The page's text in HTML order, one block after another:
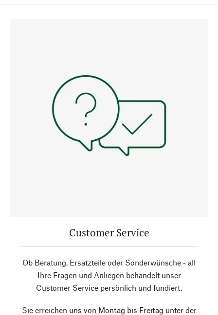
Customer Service
Ob Beratung, Ersatzteile oder Sonderwünsche - all
Ihre Fragen und Anliegen behandelt unser
Customer Service persönlich und fundiert.
Sie erreichen uns von Montag bis Freitag unter der